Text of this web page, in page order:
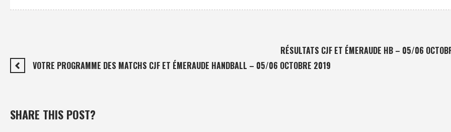
RÉSULTATS CJF ET ÉMERAUDE HB – 05/06
VOTRE PROGRAMME DES MATCHS CJF ET ÉMERAUDE HANDBALL – 05/06 OCTOBRE 2019
SHARE THIS POST?